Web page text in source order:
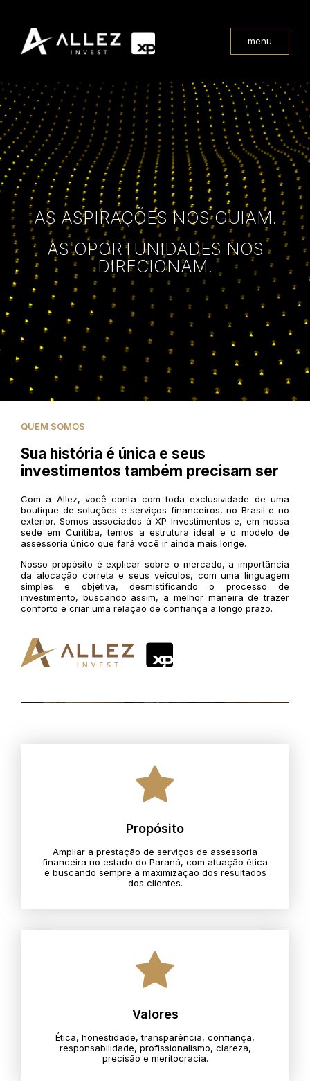
menu
AS ASPIRAÇÕES NOS GUIAM.
AS OPORTUNIDADES NOS
DIRECIONAM.
QUEM SOMOS
Sua história é única e seus
investimentos também precisam ser
Com a Allez, você conta com toda exclusividade de uma
boutique de soluções e serviços financeiros, no Brasil e no
exterior. Somos associados à XP Investimentos e, em nossa
sede em Curitiba, temos a estrutura ideal e o modelo de
assessoria único que fará você ir ainda mais longe.
Nosso propósito é explicar sobre o mercado, a importância
da alocação correta e seus veículos, com uma linguagem
simples e objetiva, desmistificando o processo de
investimento, buscando assim, a melhor maneira de trazer
conforto e criar uma relação de confiança a longo prazo.
Propósito
Ampliar a prestação de serviços de assessoria
financeira no estado do Paraná, com atuação ética
e buscando sempre a maximização dos resultados
dos clientes.
Valores
Ética, honestidade, transparência, confiança,
responsabilidade, profissionalismo, clareza,
precisão e meritocracia.​